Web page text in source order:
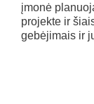
įmonė
projekte ir
gebėjimais ir